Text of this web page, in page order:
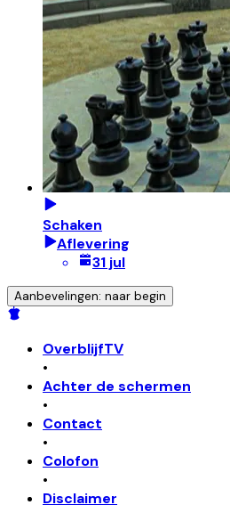
Schaken
Aflevering
31 jul
Aanbevelingen: naar begin
OverblijfTV
•
Achter de schermen
•
Contact
•
Colofon
•
Disclaimer